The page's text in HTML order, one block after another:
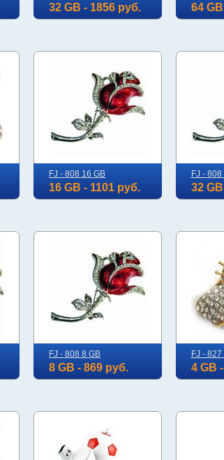
32 GB - 1856 руб. 64
FJ - 808 16 GB
16 GB - 1101 руб.
FJ -
32
FJ - 808 8 GB
8 GB - 869 руб.
FJ - 827
4 GB